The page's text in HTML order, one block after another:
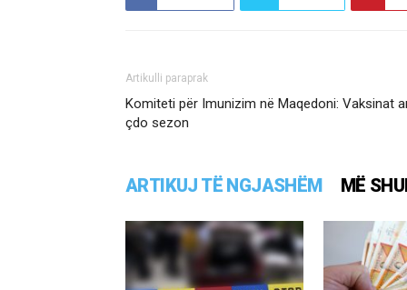
Artikulli paraprak
Komiteti për Imunizim në Maqedoni: Vaksinat
çdo sezon
ARTIKUJ TË NGJASHËM MË